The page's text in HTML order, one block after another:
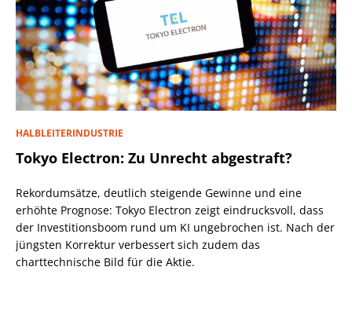
HALBLEITERINDUSTRIE
Tokyo Electron: Zu Unrecht abgestraft?
Rekordumsätze, deutlich steigende Gewinne und eine
erhöhte Prognose: Tokyo Electron zeigt eindrucksvoll, dass
der Investitionsboom rund um KI ungebrochen ist. Nach der
jüngsten Korrektur verbessert sich zudem das
charttechnische Bild für die Aktie.